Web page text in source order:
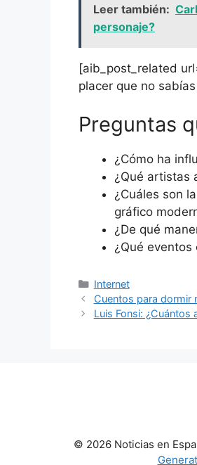
Leer también:
personaje?
[aib_post_related
placer que no
Preguntas
¿Cómo ha
¿Qué artistas
¿Cuáles son
gráfico
¿De qué
¿Qué
Categorías
Internet
Cuentos para dormir
Luis Fonsi: ¿Cuántos
© 2026 Noticias en